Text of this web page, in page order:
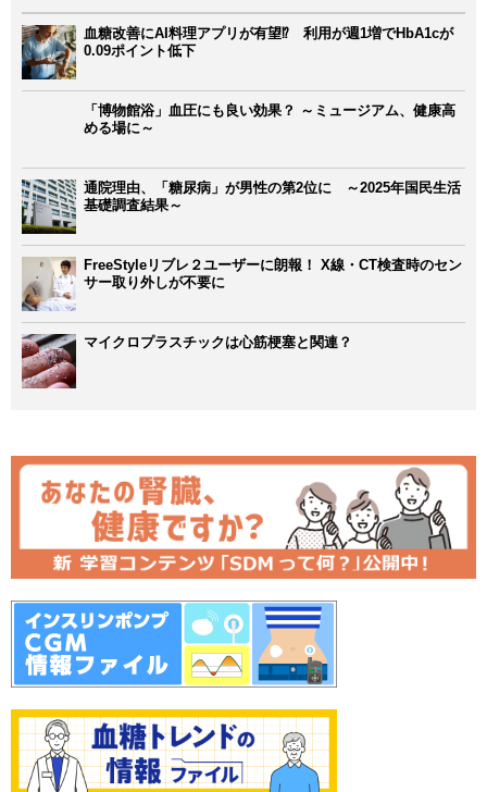
血糖改善にAI料理アプリが有望⁉ 利用が週1増でHbA1cが
0.09ポイント低下
「博物館浴」血圧にも良い効果？ ～ミュージアム、健康高
める場に～
通院理由、「糖尿病」が男性の第2位に ～2025年国民生活
基礎調査結果～
FreeStyleリブレ２ユーザーに朗報！ X線・CT検査時のセン
サー取り外しが不要に
マイクロプラスチックは心筋梗塞と関連？